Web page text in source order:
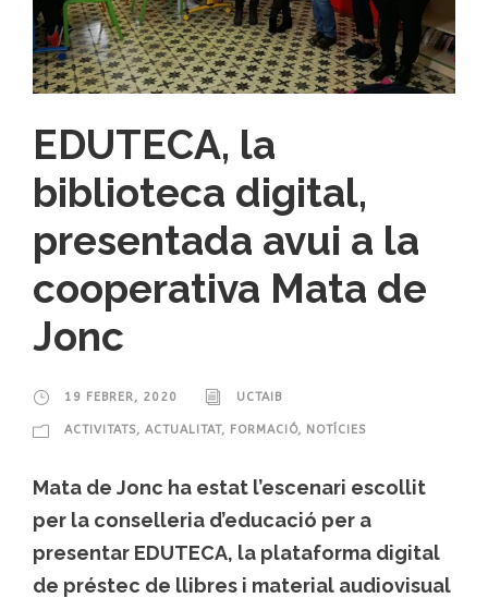
EDUTECA, la
biblioteca digital,
presentada avui a la
cooperativa Mata de
Jonc
19 FEBRER, 2020 UCTAIB
ACTIVITATS, ACTUALITAT, FORMACIÓ, NOTÍCIES
Mata de Jonc ha estat l’escenari escollit
per la conselleria d’educació per a
presentar EDUTECA, la plataforma digital
de préstec de llibres i material audiovisual